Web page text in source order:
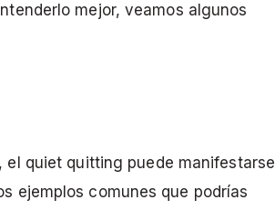
mejor, veamos algunos
el quiet quitting puede manifestarse
ejemplos comunes que podrías